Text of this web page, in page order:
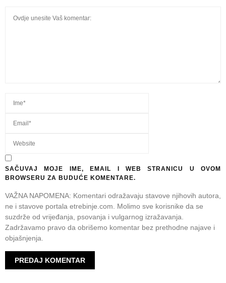
SAČUVAJ MOJE IME, EMAIL I WEB STRANICU U OVOM
BROWSERU ZA BUDUĆE KOMENTARE.
VAŽNA NAPOMENA: Komentari odražavaju stavove njihovih autora,
ne i stavove portala etrebinje.com. Molimo sve korisnike da se
suzdrže od vrijeđanja, psovanja i vulgarnog izražavanja.
Zadržavamo pravo da obrišemo komentar bez prethodne najave i
objašnjenja.